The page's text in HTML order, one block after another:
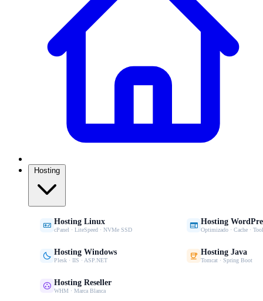
Hosting
 Hosting Linux
cPanel · LiteSpeed · NVMe SSD  Hosting
Optimizado · Cache ·
 Hosting Windows
Plesk · IIS · ASP.NET  Hosting Java
Tomcat · Spring Boot
 Hosting Reseller
WHM · Marca Blanca